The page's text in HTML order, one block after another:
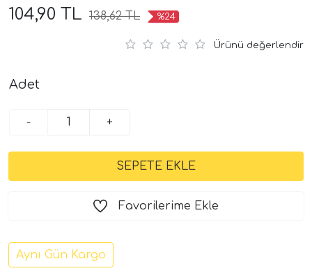
104,90 TL 138,62 TL %24
Ürünü değerlendir
Adet
- +
Favorilerime Ekle
Aynı Gün Kargo